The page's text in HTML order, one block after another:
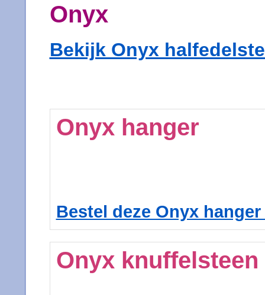
Onyx
Bekijk Onyx
Onyx hanger
Bestel deze Onyx
Onyx knuffelsteen